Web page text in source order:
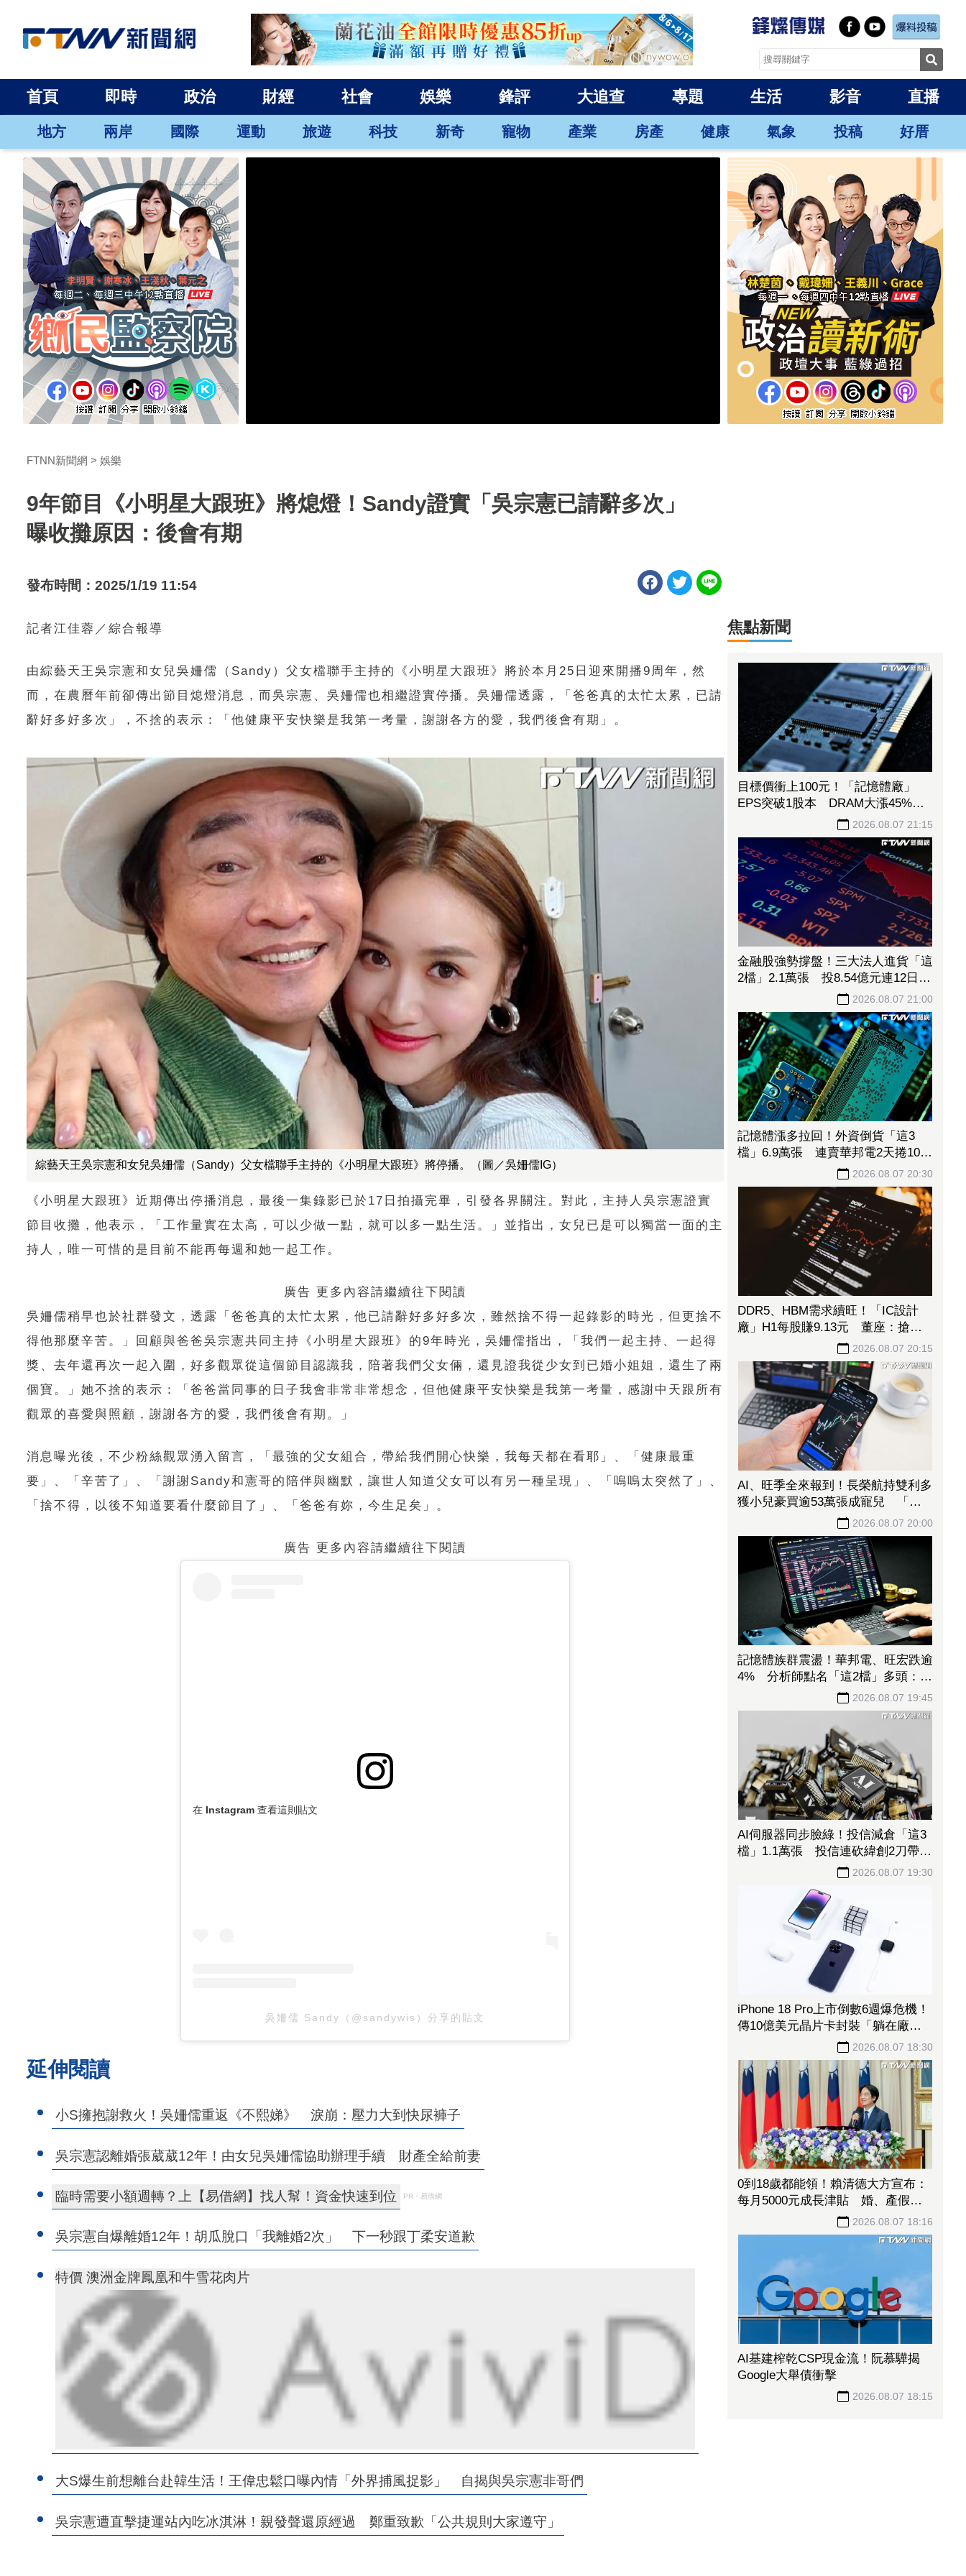
首頁 即時 政治 財經 社會 娛樂 鋒評 大追查 專題 生活 影音 直播
地方 兩岸 國際 運動 旅遊 科技 新奇 寵物 產業 房產 健康 氣象 投稿 好厝
FTNN新聞網 娛樂
9年節目《小明星大跟班》將熄燈！Sandy證實「吳宗憲已請辭多次」
曝收攤原因：後會有期
發布時間：2025/1/19 11:54
記者江佳蓉／綜合報導
由綜藝天王吳宗憲和女兒吳姍儒（Sandy）父女檔聯手主持的《小明星大跟班》將於本月25日迎來開播9周年，然
而，在農曆年前卻傳出節目熄燈消息，而吳宗憲、吳姍儒也相繼證實停播。吳姍儒透露，「爸爸真的太忙太累，已請
辭好多好多次」，不捨的表示：「他健康平安快樂是我第一考量，謝謝各方的愛，我們後會有期」。
綜藝天王吳宗憲和女兒吳姍儒（Sandy）父女檔聯手主持的《小明星大跟班》將停播。（圖／吳姍儒IG）
《小明星大跟班》近期傳出停播消息，最後一集錄影已於17日拍攝完畢，引發各界關注。對此，主持人吳宗憲證實
節目收攤，他表示，「工作量實在太高，可以少做一點，就可以多一點生活。」並指出，女兒已是可以獨當一面的主
持人，唯一可惜的是目前不能再每週和她一起工作。
廣告 更多內容請繼續往下閱讀
吳姍儒稍早也於社群發文，透露「爸爸真的太忙太累，他已請辭好多好多次，雖然捨不得一起錄影的時光，但更捨不
得他那麼辛苦。」回顧與爸爸吳宗憲共同主持《小明星大跟班》的9年時光，吳姍儒指出，「我們一起主持、一起得
獎、去年還再次一起入圍，好多觀眾從這個節目認識我，陪著我們父女倆，還見證我從少女到已婚小姐姐，還生了兩
個寶。」她不捨的表示：「爸爸當同事的日子我會非常非常想念，但他健康平安快樂是我第一考量，感謝中天跟所有
觀眾的喜愛與照顧，謝謝各方的愛，我們後會有期。」
消息曝光後，不少粉絲觀眾湧入留言，「最強的父女組合，帶給我們開心快樂，我每天都在看耶」、「健康最重
要」、「辛苦了」、「謝謝Sandy和憲哥的陪伴與幽默，讓世人知道父女可以有另一種呈現」、「嗚嗚太突然了」、
「捨不得，以後不知道要看什麼節目了」、「爸爸有妳，今生足矣」。
廣告 更多內容請繼續往下閱讀
在 Instagram 查看這則貼文
吳姍儒 Sandy（@sandywis）分享的貼文
延伸閱讀
小S擁抱謝救火！吳姍儒重返《不熙娣》 淚崩：壓力大到快尿褲子
吳宗憲認離婚張葳葳12年！由女兒吳姍儒協助辦理手續 財產全給前妻
臨時需要小額週轉？上【易借網】找人幫！資金快速到位 PR・易借網
吳宗憲自爆離婚12年！胡瓜脫口「我離婚2次」 下一秒跟丁柔安道歉
特價 澳洲金牌鳳凰和牛雪花肉片
大S爆生前想離台赴韓生活！王偉忠鬆口曝內情「外界捕風捉影」 自揭與吳宗憲非哥們
吳宗憲遭直擊捷運站內吃冰淇淋！親發聲還原經過 鄭重致歉「公共規則大家遵守」
焦點新聞
目標價衝上100元！「記憶體廠」
EPS突破1股本 DRAM大漲45%＋
合作美光獲利迎轉機 2026.08.07 21:15
金融股強勢撐盤！三大法人進貨「這
2檔」2.1萬張 投8.54億元連12日進
2026.08.07 21:00
記憶體漲多拉回！外資倒貨「這3
檔」6.9萬張 連賣華邦電2天捲102
2026.08.07 20:30
DDR5、HBM需求續旺！「IC設計
廠」H1每股賺9.13元 董座：搶晶
圓產能比毛利率更重要2026.08.07 20:15
AI、旺季全來報到！長榮航持雙利多
獲小兒豪買逾53萬張成寵兒 「這
檔」前7月營收狂超去年全年也獲青
睞
2026.08.07 20:00
記憶體族群震盪！華邦電、旺宏跌逾
4% 分析師點名「這2檔」多頭：布
2026.08.07 19:45
AI伺服器同步臉綠！投信減倉「這3
檔」1.1萬張 投信連砍緯創2刀帶走
2026.08.07 19:30
iPhone 18 Pro上市倒數6週爆危機！
傳10億美元晶片卡封裝「躺在廠
房」 恐面臨庫存不足2026.08.07 18:30
0到18歲都能領！賴清德大方宣布：
每月5000元成長津貼 婚、產假全
2026.08.07 18:16
AI基建榨乾CSP現金流！阮慕驊揭
Google大舉債衝擊
2026.08.07 18:15